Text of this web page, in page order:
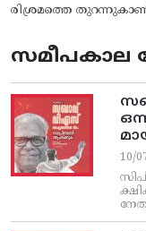
രിശ്രമത്തെ
സമീപകാല
10/